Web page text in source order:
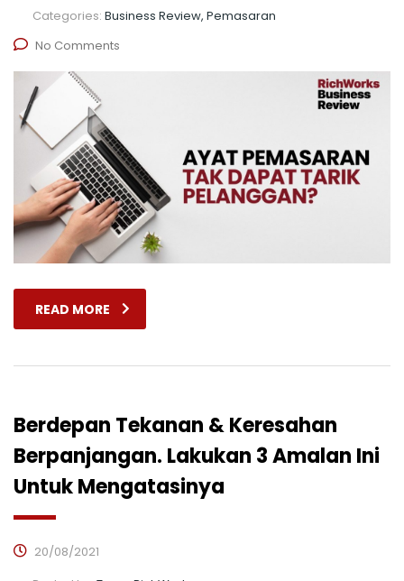
Categories: Business Review, Pemasaran
No Comments
READ MORE
Berdepan Tekanan & Keresahan
Berpanjangan. Lakukan 3 Amalan Ini
Untuk Mengatasinya
20/08/2021